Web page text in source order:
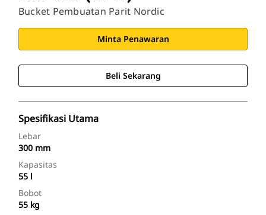
Bucket Pembuatan Parit Nordic
Minta Penawaran
Beli Sekarang
Spesifikasi Utama
Lebar
300 mm
Kapasitas
55 l
Bobot
55 kg